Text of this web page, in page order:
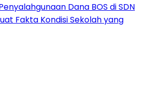
Dana BOS di SDN
Fakta Kondisi Sekolah yang